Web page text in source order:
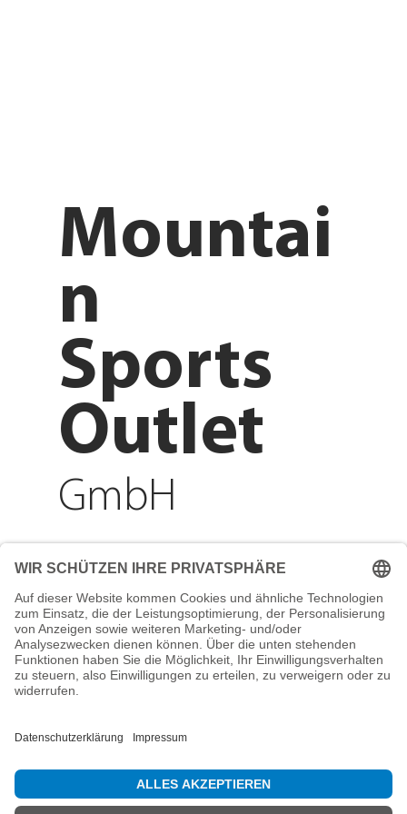
Adresse
Reichenberger Str. 1
84130 Dingolfing
Telefon
info@mountain-sports-
Mountai
n
Sports
Outlet
GmbH